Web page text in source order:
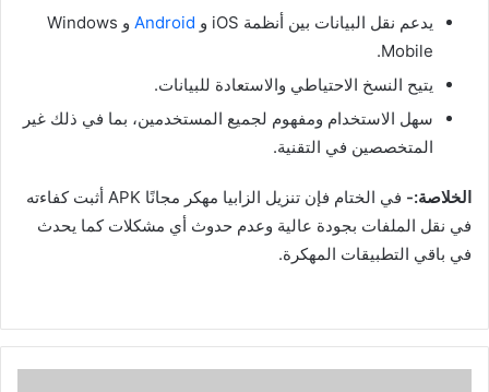
يدعم نقل البيانات بين أنظمة iOS و
Android
و Windows
Mobile.
يتيح النسخ الاحتياطي والاستعادة للبيانات.
سهل الاستخدام ومفهوم لجميع المستخدمين، بما في ذلك غير
المتخصصين في التقنية.
الخلاصة:- في الختام فإن تنزيل الزابيا مهكر مجانًا APK
أثبت كفاءته
في نقل الملفات بجودة عالية وعدم حدوث أي مشكلات كما يحدث
في باقي التطبيقات المهكرة.